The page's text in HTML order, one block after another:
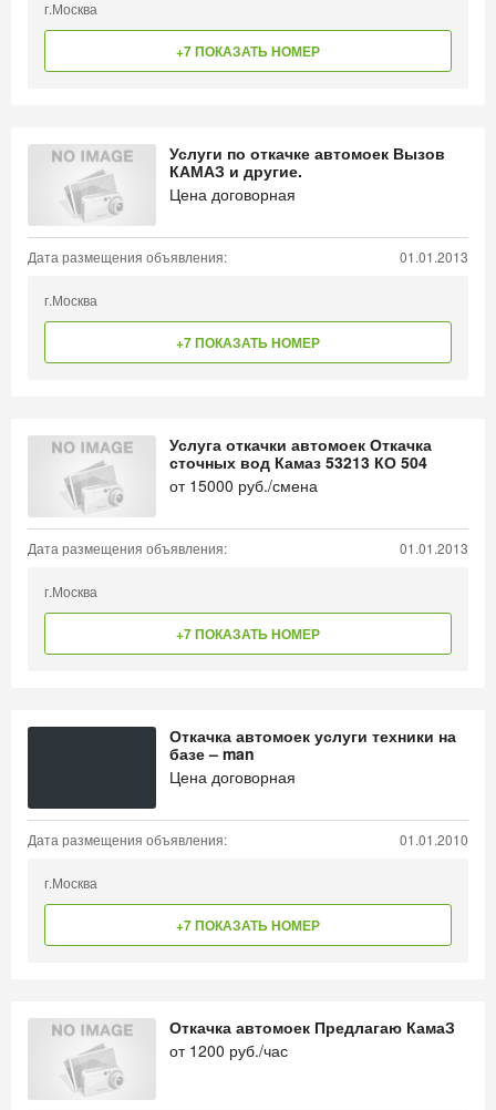
г.Москва
+7 ПОКАЗАТЬ НОМЕР
Услуги по откачке автомоек Вызов
КАМАЗ и другие.
Цена договорная
Дата размещения объявления: 01.01.2013
г.Москва
+7 ПОКАЗАТЬ НОМЕР
Услуга откачки автомоек Откачка
сточных вод Камаз 53213 КО 504
от 15000 руб./смена
Дата размещения объявления: 01.01.2013
г.Москва
+7 ПОКАЗАТЬ НОМЕР
Откачка автомоек услуги техники на
базе – man
Цена договорная
Дата размещения объявления: 01.01.2010
г.Москва
+7 ПОКАЗАТЬ НОМЕР
Откачка автомоек Предлагаю КамаЗ
от 1200 руб./час